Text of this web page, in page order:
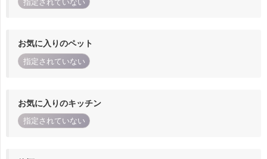
指定されていない
お気に入りのペット
指定されていない
お気に入りのキッチン
指定されていない